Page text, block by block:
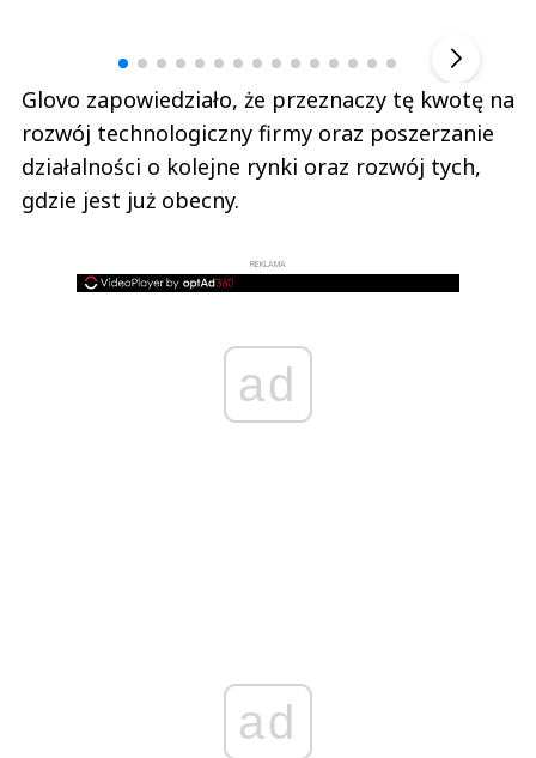
Glovo zapowiedziało, że przeznaczy tę kwotę na
rozwój technologiczny firmy oraz poszerzanie
działalności o kolejne rynki oraz rozwój tych,
gdzie jest już obecny.
REKLAMA
ad
ad